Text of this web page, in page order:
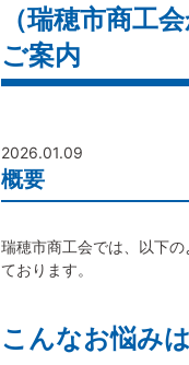
（瑞穂市商工
ご案内
2026.01.09
概要
瑞穂市商工会では、以下
ております。
こんなお悩み